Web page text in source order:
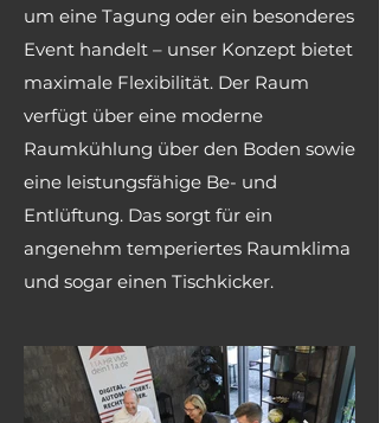
um eine Tagung oder ein besonderes
Event handelt – unser Konzept bietet
maximale Flexibilität. Der Raum
verfügt über eine moderne
Raumkühlung über den Boden sowie
eine leistungsfähige Be- und
Entlüftung. Das sorgt für ein
angenehm temperiertes Raumklima
und sogar einen Tischkicker.